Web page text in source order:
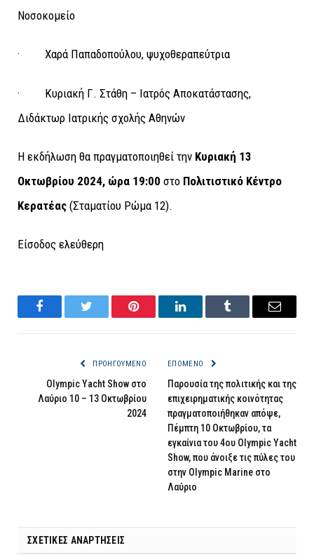
Νοσοκομείο
· Χαρά Παπαδοπούλου, ψυχοθεραπεύτρια
· Κυριακή Γ. Στάθη – Ιατρός Αποκατάστασης,
Διδάκτωρ Ιατρικής σχολής Αθηνών
Η εκδήλωση θα πραγματοποιηθεί την Κυριακή 13
Οκτωβρίου 2024, ώρα 19:00 στο Πολιτιστικό Κέντρο
Κερατέας (Σταματίου Ρώμα 12).
Είσοδος ελεύθερη
FacebookTwitter Pinterest LinkedInTumblr Email
ΠΡΟΗΓΟΎΜΕΝΟ
Olympic Yacht Show στο
Λαύριο 10 – 13 Οκτωβρίου
2024
ΕΠΌΜΕΝΟ
Παρουσία της πολιτικής και της
επιχειρηματικής κοινότητας
πραγματοποιήθηκαν απόψε,
Πέμπτη 10 Οκτωβρίου, τα
εγκαίνια του 4ου Olympic Yacht
Show, που άνοιξε τις πύλες του
στην Olympic Marine στο
Λαύριο
ΣΧΕΤΙΚΈΣ ΑΝΑΡΤΉΣΕΙΣ